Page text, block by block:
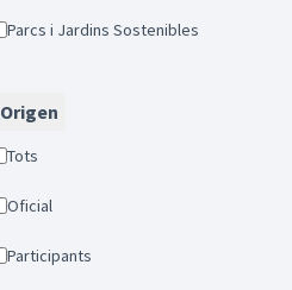
Parcs i Jardins Sostenibles
Origen
Tots
Oficial
Participants